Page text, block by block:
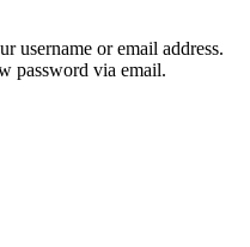
username or email address.
password via email.